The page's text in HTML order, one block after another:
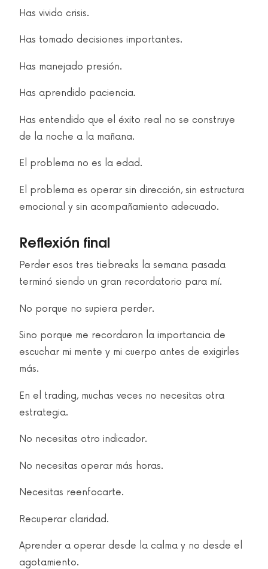
Has vivido crisis.
Has tomado decisiones importantes.
Has manejado presión.
Has aprendido paciencia.
Has entendido que el éxito real no se construye
de la noche a la mañana.
El problema no es la edad.
El problema es operar sin dirección, sin estructura
emocional y sin acompañamiento adecuado.
Reflexión final
Perder esos tres tiebreaks la semana pasada
terminó siendo un gran recordatorio para mí.
No porque no supiera perder.
Sino porque me recordaron la importancia de
escuchar mi mente y mi cuerpo antes de exigirles
más.
En el trading, muchas veces no necesitas otra
estrategia.
No necesitas otro indicador.
No necesitas operar más horas.
Necesitas reenfocarte.
Recuperar claridad.
Aprender a operar desde la calma y no desde el
agotamiento.